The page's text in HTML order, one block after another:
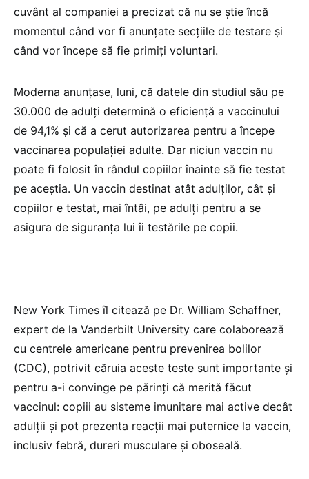
cuvânt al companiei a precizat că nu se știe încă
momentul când vor fi anunțate secțiile de testare și
când vor începe să fie primiți voluntari.
Moderna anunțase, luni, că datele din studiul său pe
30.000 de adulți determină o eficiență a vaccinului
de 94,1% și că a cerut autorizarea pentru a începe
vaccinarea populației adulte. Dar niciun vaccin nu
poate fi folosit în rândul copiilor înainte să fie testat
pe aceștia. Un vaccin destinat atât adulților, cât și
copiilor e testat, mai întâi, pe adulți pentru a se
asigura de siguranța lui îi testările pe copii.
New York Times îl citează pe Dr. William Schaffner,
expert de la Vanderbilt University care colaborează
cu centrele americane pentru prevenirea bolilor
(CDC), potrivit căruia aceste teste sunt importante și
pentru a-i convinge pe părinți că merită făcut
vaccinul: copiii au sisteme imunitare mai active decât
adulții și pot prezenta reacții mai puternice la vaccin,
inclusiv febră, dureri musculare și oboseală.